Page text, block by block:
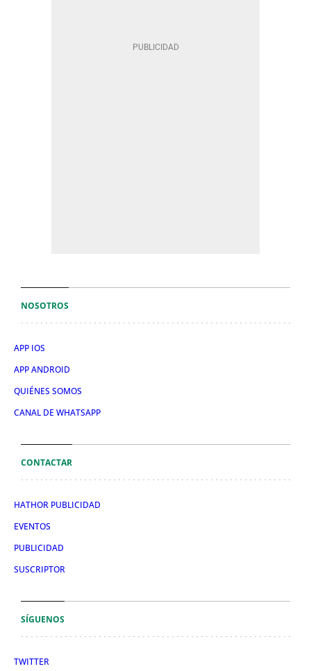
NOSOTROS
APP IOS
APP ANDROID
QUIÉNES SOMOS
CANAL DE WHATSAPP
CONTACTAR
HATHOR PUBLICIDAD
EVENTOS
PUBLICIDAD
SUSCRIPTOR
SÍGUENOS
TWITTER